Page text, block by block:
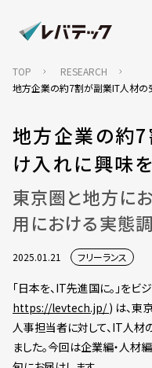
TOP
RESEARCH
地方企業の約7割が副業IT人材の
地方企業の約
け入れに興味
東京圏と地方に
用における実態
2025.01.21 フリーランス
「日本を、IT先進国に。」を
https://levtech.jp/) は、東
人事担当者に対して、IT人材
ました。今回は企業編・人材